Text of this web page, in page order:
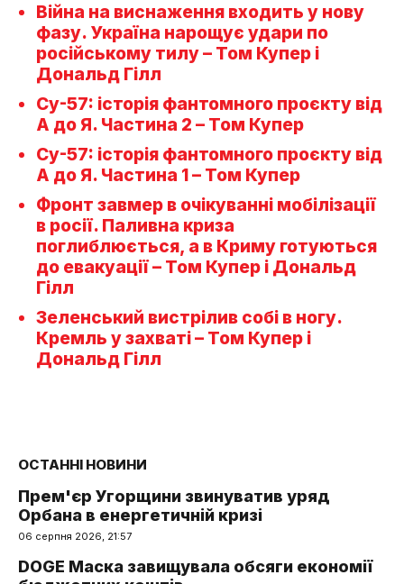
Війна на виснаження входить у нову
фазу. Україна нарощує удари по
російському тилу – Том Купер і
Дональд Гілл
Су-57: історія фантомного проєкту від
А до Я. Частина 2 – Том Купер
Су-57: історія фантомного проєкту від
А до Я. Частина 1 – Том Купер
Фронт завмер в очікуванні мобілізації
в росії. Паливна криза
поглиблюється, а в Криму готуються
до евакуації – Том Купер і Дональд
Гілл
Зеленський вистрілив собі в ногу.
Кремль у захваті – Том Купер і
Дональд Гілл
ОСТАННІ НОВИНИ
Прем'єр Угорщини звинуватив уряд
Орбана в енергетичній кризі
06 серпня 2026, 21:57
DOGE Маска завищувала обсяги економії